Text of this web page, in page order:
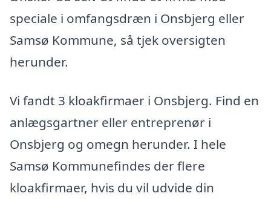
speciale i omfangsdræn i Onsbjerg eller
Samsø Kommune, så tjek oversigten
herunder.
Vi fandt 3 kloakfirmaer i Onsbjerg. Find en
anlægsgartner eller entreprenør i
Onsbjerg og omegn herunder. I hele
Samsø Kommunefindes der flere
kloakfirmaer, hvis du vil udvide din